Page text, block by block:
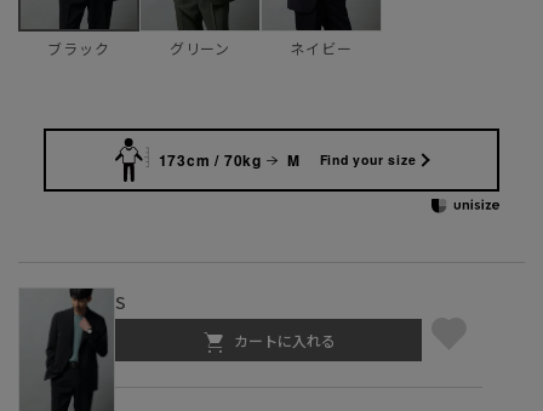
ブラック グリーン ネイビー
173cm / 70kg M Find your size
S
カートに入れる